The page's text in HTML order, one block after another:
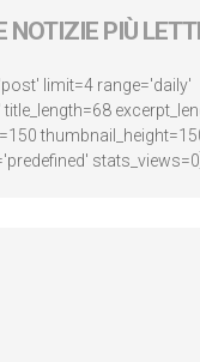
NOTIZIE PIÙ
limit=4 range='daily'
stats_views=0]